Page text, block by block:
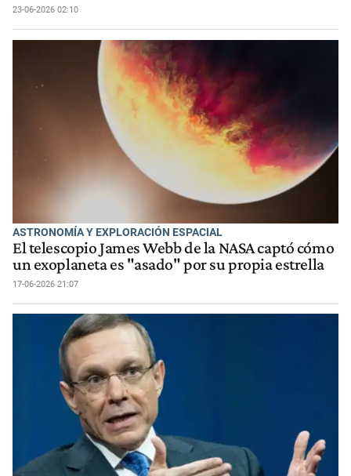
23-06-2026 02:10
ASTRONOMÍA Y EXPLORACIÓN ESPACIAL
El telescopio James Webb de la NASA captó cómo
un exoplaneta es "asado" por su propia estrella
17-06-2026 21:07